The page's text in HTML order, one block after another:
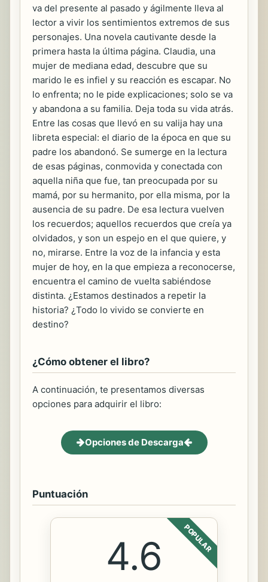
va del presente al pasado y ágilmente lleva al
lector a vivir los sentimientos extremos de sus
personajes. Una novela cautivante desde la
primera hasta la última página. Claudia, una
mujer de mediana edad, descubre que su
marido le es infiel y su reacción es escapar. No
lo enfrenta; no le pide explicaciones; solo se va
y abandona a su familia. Deja toda su vida atrás.
Entre las cosas que llevó en su valija hay una
libreta especial: el diario de la época en que su
padre los abandonó. Se sumerge en la lectura
de esas páginas, conmovida y conectada con
aquella niña que fue, tan preocupada por su
mamá, por su hermanito, por ella misma, por la
ausencia de su padre. De esa lectura vuelven
los recuerdos; aquellos recuerdos que creía ya
olvidados, y son un espejo en el que quiere, y
no, mirarse. Entre la voz de la infancia y esta
mujer de hoy, en la que empieza a reconocerse,
encuentra el camino de vuelta sabiéndose
distinta. ¿Estamos destinados a repetir la
historia? ¿Todo lo vivido se convierte en
destino?
¿Cómo obtener el libro?
A continuación, te presentamos diversas
opciones para adquirir el libro:
Opciones de Descarga
Puntuación
POPULAR
4.6